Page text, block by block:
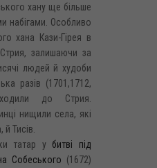
хану ще більше
набігами. Особливо
хана Кази-Гірея в
залишаючи за
людей й худоби
разів (1701,1712,
до Стрия.
нищили села, які
Тисів.
татар убитві під
Собеського (1672)